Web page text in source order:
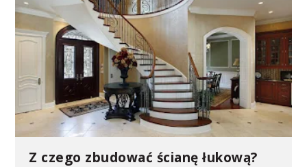
Z czego zbudować ścianę łukową?